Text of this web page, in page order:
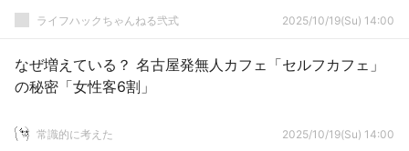
ライフハックちゃんねる弐式 2025/10/19(Su) 14:00
なぜ増えている？ 名古屋発無人カフェ「セルフカフェ」
の秘密「女性客6割」
常識的に考えた 2025/10/19(Su) 14:00